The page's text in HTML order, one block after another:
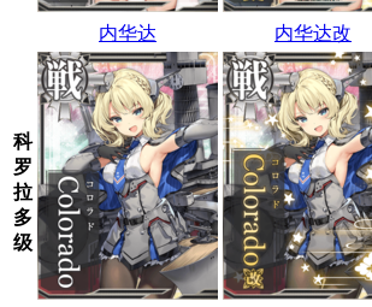
内华达 内华达改
科
罗
拉
多
级